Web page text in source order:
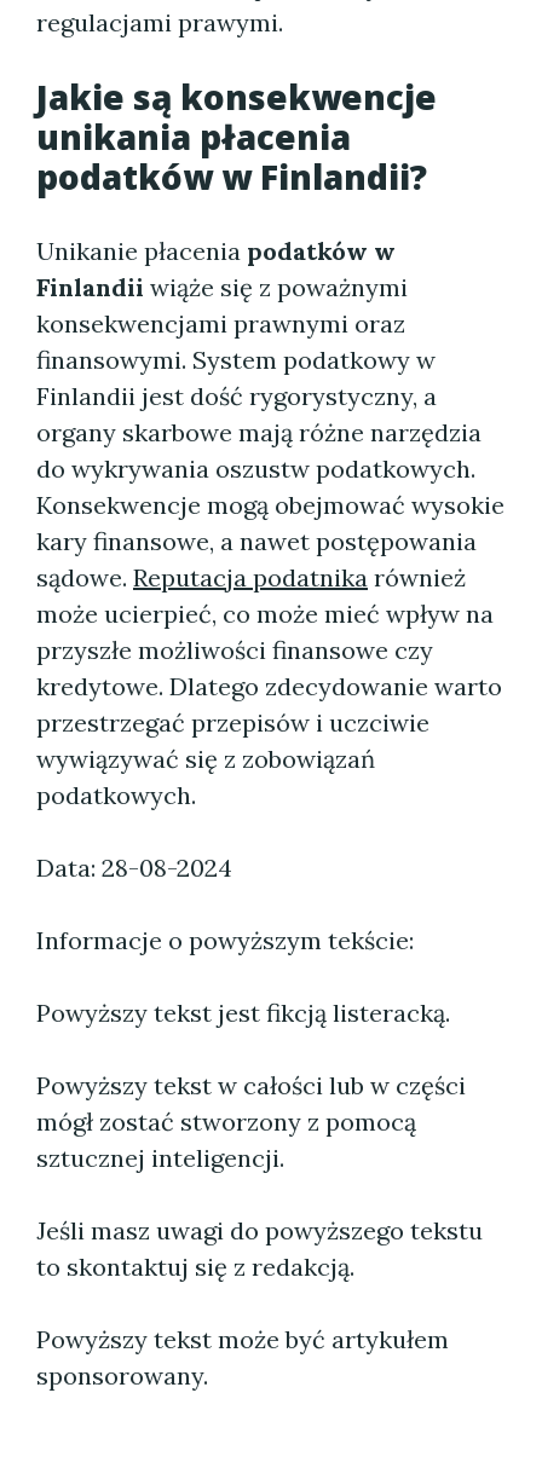
regulacjami prawymi.
Jakie są konsekwencje
unikania płacenia
podatków w Finlandii?
Unikanie płacenia podatków w
Finlandii wiąże się z poważnymi
konsekwencjami prawnymi oraz
finansowymi. System podatkowy w
Finlandii jest dość rygorystyczny, a
organy skarbowe mają różne narzędzia
do wykrywania oszustw podatkowych.
Konsekwencje mogą obejmować wysokie
kary finansowe, a nawet postępowania
sądowe. Reputacja podatnika również
może ucierpieć, co może mieć wpływ na
przyszłe możliwości finansowe czy
kredytowe. Dlatego zdecydowanie warto
przestrzegać przepisów i uczciwie
wywiązywać się z zobowiązań
podatkowych.
Data: 28-08-2024
Informacje o powyższym tekście:
Powyższy tekst jest fikcją listeracką.
Powyższy tekst w całości lub w części
mógł zostać stworzony z pomocą
sztucznej inteligencji.
Jeśli masz uwagi do powyższego tekstu
to skontaktuj się z redakcją.
Powyższy tekst może być artykułem
sponsorowany.